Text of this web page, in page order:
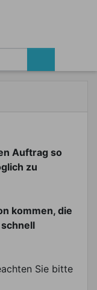
Auftrag so
zu
kommen, die
Sie bitte